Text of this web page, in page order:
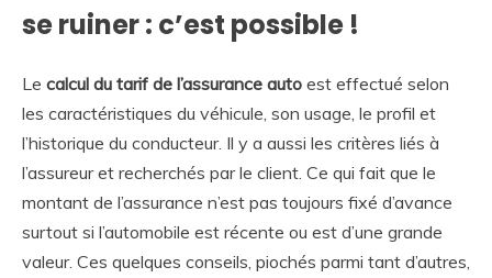
se ruiner : c’est possible !
Le calcul du tarif de l’assurance auto est effectué selon
les caractéristiques du véhicule, son usage, le profil et
l’historique du conducteur. Il y a aussi les critères liés à
l’assureur et recherchés par le client. Ce qui fait que le
montant de l’assurance n’est pas toujours fixé d’avance
surtout si l’automobile est récente ou est d’une grande
valeur. Ces quelques conseils, piochés parmi tant d’autres,